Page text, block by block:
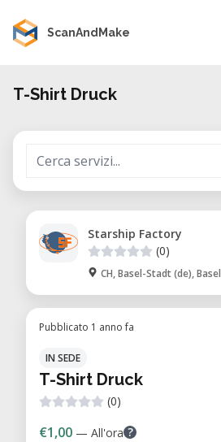
ScanAndMake
T-Shirt Druck
Starship Factory
(0)
CH, Basel-Stadt (de), Basel
Pubblicato 1 anno fa
IN SEDE
T-Shirt Druck
(0)
€1,00 — All'ora ?